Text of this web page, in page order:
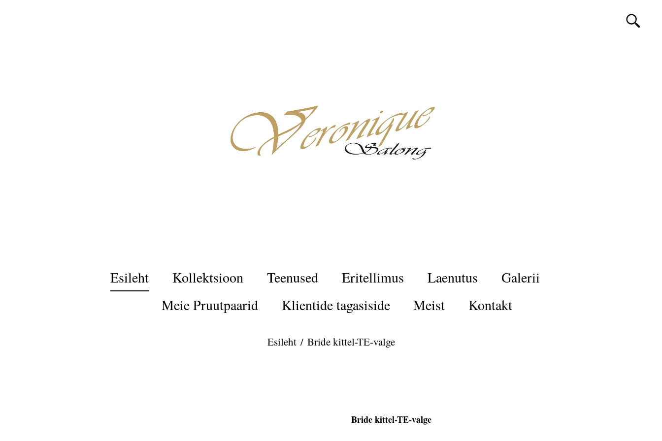
Esileht Kollektsioon Teenused Eritellimus Laenutus
Galerii
Meie Pruutpaarid
Klientide tagasiside Meist Kontakt
Esileht / Bride kittel-TE-valge
Bride kittel-TE-valge